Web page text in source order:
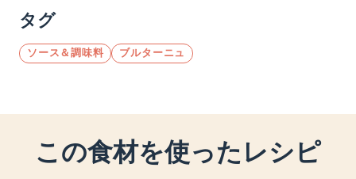
タグ
ソース＆調味料 ブルターニュ
この食材を使ったレシピ